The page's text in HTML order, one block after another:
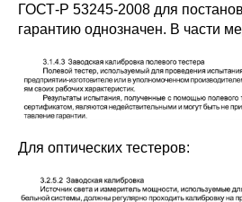
ГОСТ-Р 53245-2008 для
гарантию однозначен. В части
Для оптических тестеров: